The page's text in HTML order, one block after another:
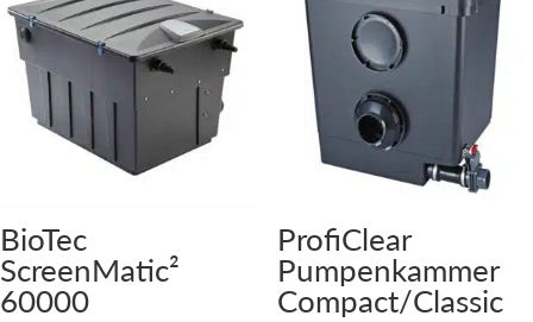
BioTec
ScreenMatic²
60000
ProfiClear
Pumpenkammer
Compact/Classic